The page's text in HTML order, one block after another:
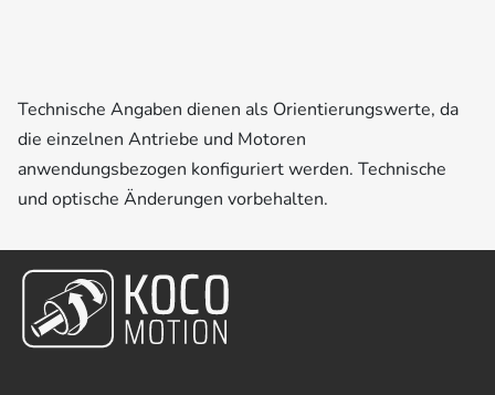
Technische Angaben dienen als Orientierungswerte, da
die einzelnen Antriebe und Motoren
anwendungsbezogen konfiguriert werden. Technische
und optische Änderungen vorbehalten.